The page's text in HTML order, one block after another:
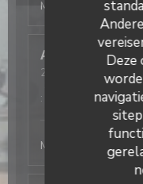
Deze
Merci beaucoup !
Antonio
2026-08-03
- 19:30
:
heeft
Merci beaucoup !